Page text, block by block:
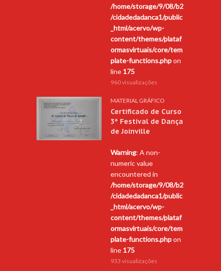
/home/storage/9/08/b2
/cidadedadanca1/public
_html/acervo/wp-
content/themes/plataf
ormasvirtuais/core/tem
plate-functions.phpon
line 175
960 visualizações
MATERIAL GRÁFICO
Certificado de Curso
3º Festival de Dança
de Joinville
Warning: A non-
numeric value
encountered in
/home/storage/9/08/b2
/cidadedadanca1/public
_html/acervo/wp-
content/themes/plataf
ormasvirtuais/core/tem
plate-functions.phpon
line 175
933 visualizações